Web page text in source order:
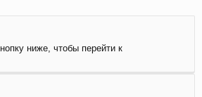
ниже, чтобы перейти к